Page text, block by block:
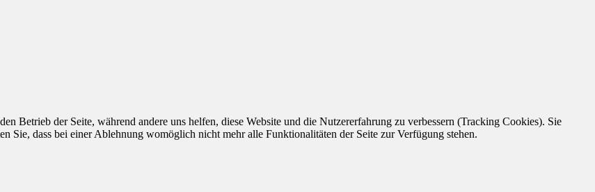
Betrieb der Seite, während andere uns helfen, diese Website und die Nutzererfahrung zu verbessern (Tracking Cookies). Sie
Sie, dass bei einer Ablehnung womöglich nicht mehr alle Funktionalitäten der Seite zur Verfügung stehen.